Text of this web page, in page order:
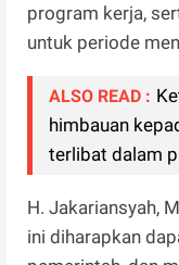
program kerja,
untuk periode
ALSO READ :
himbauan
terlibat dalam
H. Jakariansyah,
ini diharapkan